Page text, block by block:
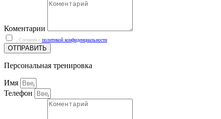
Коментарии
Согласен с политикой конфиденциальности
ОТПРАВИТЬ
Персональная тренировка
Имя
Телефон